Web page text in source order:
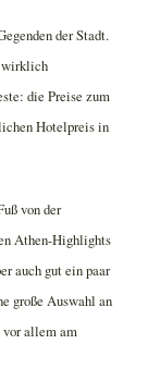
der Stadt.
wirklich
die Preise zum
Hotelpreis in
von der
Athen-Highlights
auch gut ein paar
große Auswahl an
vor allem am